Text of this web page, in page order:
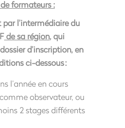
formateurs :
par l’intermédiaire du
de sa région, qui
d’inscription, en
ci-dessous :
l’année en cours
observateur, ou
2 stages différents